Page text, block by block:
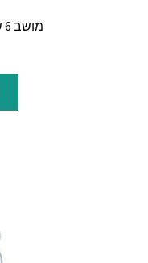
מושב 6 שלבים לדופן האמבט